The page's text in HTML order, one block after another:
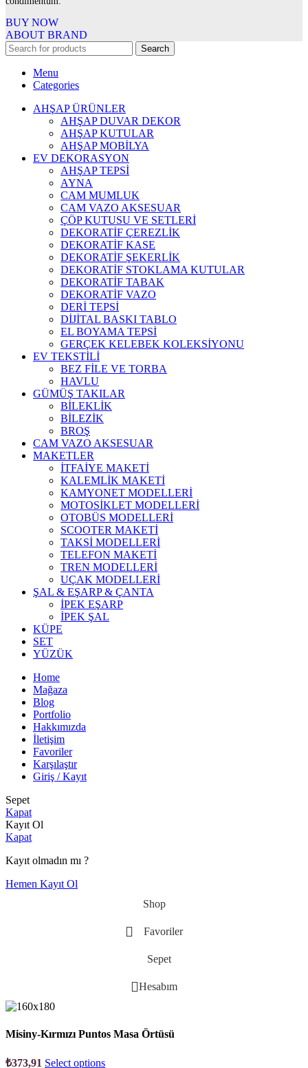
BUY NOW
ABOUT BRAND
Search
Menu
Categories
AHŞAP ÜRÜNLER
AHŞAP DUVAR DEKOR
AHŞAP KUTULAR
AHŞAP MOBİLYA
EV DEKORASYON
AHŞAP TEPSİ
AYNA
CAM MUMLUK
CAM VAZO AKSESUAR
ÇÖP KUTUSU VE SETLERİ
DEKORATİF ÇEREZLİK
DEKORATİF KASE
DEKORATİF ŞEKERLİK
DEKORATİF STOKLAMA KUTULAR
DEKORATİF TABAK
DEKORATİF VAZO
DERİ TEPSİ
DİJİTAL BASKI TABLO
EL BOYAMA TEPSİ
GERÇEK KELEBEK KOLEKSİYONU
EV TEKSTİLİ
BEZ FİLE VE TORBA
HAVLU
GÜMÜŞ TAKILAR
BİLEKLİK
BİLEZİK
BROŞ
CAM VAZO AKSESUAR
MAKETLER
İTFAİYE MAKETİ
KALEMLİK MAKETİ
KAMYONET MODELLERİ
MOTOSİKLET MODELLERİ
OTOBÜS MODELLERİ
SCOOTER MAKETİ
TAKSİ MODELLERİ
TELEFON MAKETİ
TREN MODELLERİ
UÇAK MODELLERİ
ŞAL & EŞARP & ÇANTA
İPEK EŞARP
İPEK ŞAL
KÜPE
SET
YÜZÜK
Home
Mağaza
Blog
Portfolio
Hakkımızda
İletişim
Favoriler
Karşılaştır
Giriş / Kayıt
Sepet
Kapat
Kayıt Ol
Kapat
Kayıt olmadın mı ?
Hemen Kayıt Ol
Shop
Favoriler
Sepet
Hesabım
Misiny-Kırmızı Puntos Masa Örtüsü
₺373,91 Select options